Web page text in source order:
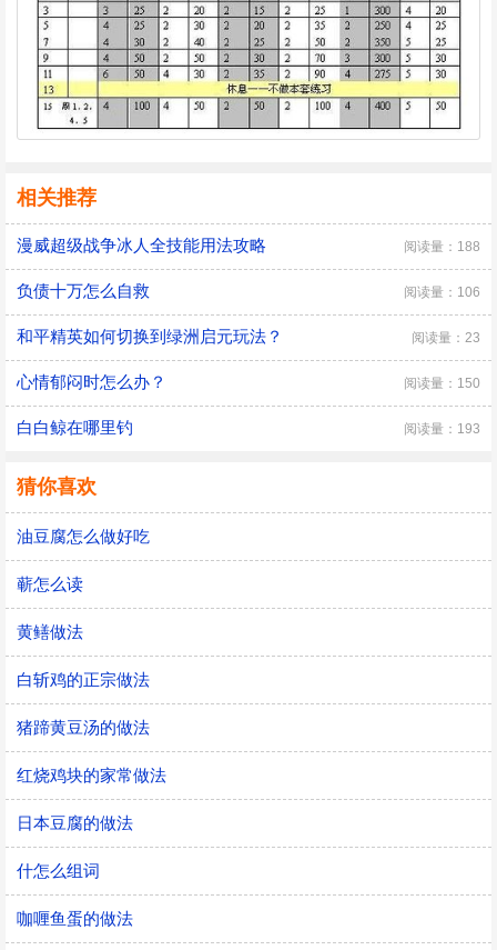
相关推荐
漫威超级战争冰人全技能用法攻略 阅读量：188
负债十万怎么自救 阅读量：106
和平精英如何切换到绿洲启元玩法？ 阅读量：23
心情郁闷时怎么办？ 阅读量：150
白白鲸在哪里钓 阅读量：193
猜你喜欢
油豆腐怎么做好吃
蕲怎么读
黄鳝做法
白斩鸡的正宗做法
猪蹄黄豆汤的做法
红烧鸡块的家常做法
日本豆腐的做法
什怎么组词
咖喱鱼蛋的做法